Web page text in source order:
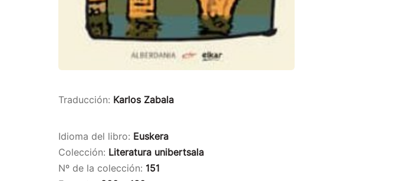
Traducción: Karlos Zabala
Idioma del libro: Euskera
Colección: Literatura unibertsala
Nº de la colección: 151